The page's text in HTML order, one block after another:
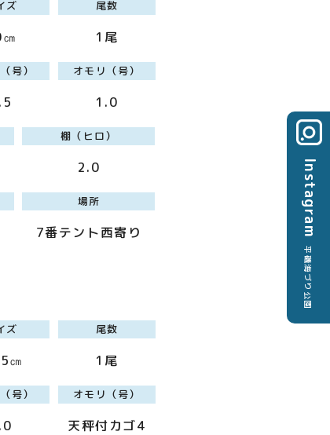
ズ 尾数
1尾
号） オモリ（号）
1.0
棚（ヒロ）
2.0
場所
7番テント西寄り
ズ
㎝
尾数
1尾
号） オモリ（号）
天秤付カゴ4
Instagram
平磯海づり公園